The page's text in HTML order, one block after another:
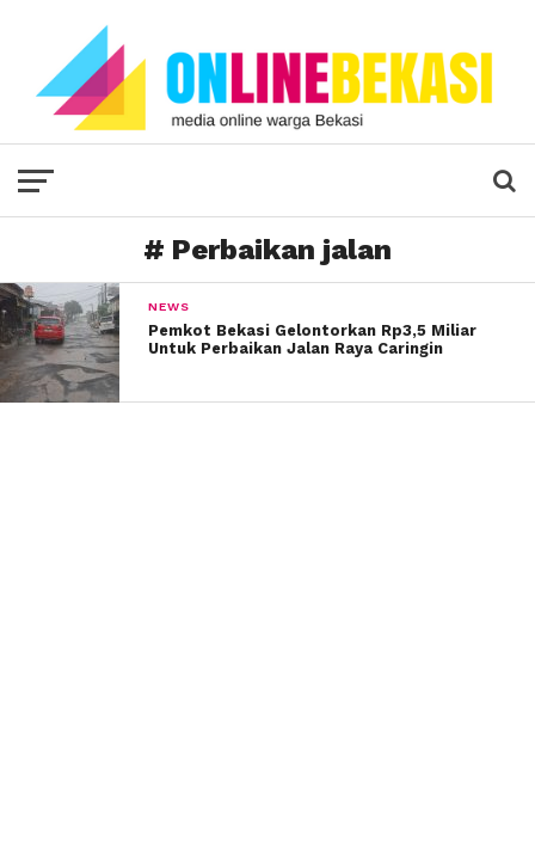
# Perbaikan jalan
NEWS
Pemkot Bekasi Gelontorkan Rp3,5 Miliar
Untuk Perbaikan Jalan Raya Caringin